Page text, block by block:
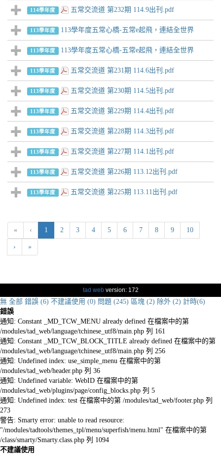
114學年度 五常交流道 第232期 114.9出刊.pdf
113學年度 113學年度五常心橋-五常e起飛，連結全世界
113學年度 113學年度五常心橋-五常e起飛，連結全世界
113學年度 五常交流道 第231期 114.6出刊.pdf
113學年度 五常交流道 第230期 114.5出刊.pdf
113學年度 五常交流道 第229期 114.4出刊.pdf
113學年度 五常交流道 第228期 114.3出刊.pdf
113學年度 五常交流道 第227期 114.1出刊.pdf
113學年度 五常交流道 第226期 113.12出刊.pdf
113學年度 五常交流道 第225期 113.11出刊.pdf
« ‹ 1 (current)
2 3 4 5 6 7 8 9 10
› »
tad webversion: 172
無 全部 錯誤 (6) 不建議使用 (0) 問題 (245) 區塊 (2) 除外 (2) 計時(6)
錯誤
通知: Constant _MD_TCW_MENU already defined 在檔案中的第
/modules/tad_web/language/tchinese_utf8/main.php 列 161
通知: Constant _MD_TCW_BLOCK_TITLE already defined 在檔案中的第
/modules/tad_web/language/tchinese_utf8/main.php 列 256
通知: Undefined index: use_simple_menu 在檔案中的第
/modules/tad_web/header.php 列 36
通知: Undefined variable: WebID 在檔案中的第
/modules/tad_web/plugins/page/config_blocks.php 列 5
通知: Undefined index: test 在檔案中的第 /modules/tad_web/footer.php 列
273
警告: Smarty error: unable to read resource:
"/modules/tadtools/themes_tpl/menu/superfish/menu.html" 在檔案中的第
/class/smarty/Smarty.class.php 列 1094
不建議使用